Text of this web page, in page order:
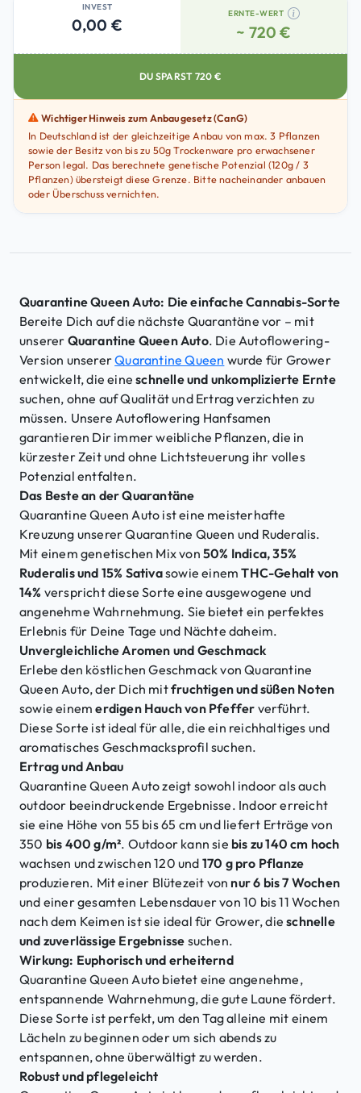
INVEST
0,00 €
ERNTE-WERT
~ 720 €
DU SPARST 720 €
Wichtiger Hinweis zum Anbaugesetz (CanG)
In Deutschland ist der gleichzeitige Anbau von max. 3 Pflanzen
sowie der Besitz von bis zu 50g Trockenware pro erwachsener
Person legal. Das berechnete genetische Potenzial (120g / 3
Pflanzen) übersteigt diese Grenze. Bitte nacheinander anbauen
oder Überschuss vernichten.
Quarantine Queen Auto: Die einfache Cannabis-Sorte
Bereite Dich auf die nächste Quarantäne vor – mit
unserer Quarantine Queen Auto. Die Autoflowering-
Version unsererQuarantine Queen wurde für Grower
entwickelt, die eineschnelle und unkomplizierte Ernte
suchen, ohne auf Qualität und Ertrag verzichten zu
müssen. Unsere Autoflowering Hanfsamen
garantieren Dir immer weibliche Pflanzen, die in
kürzester Zeit und ohne Lichtsteuerung ihr volles
Potenzial entfalten.
Das Beste an der Quarantäne
Quarantine Queen Auto ist eine meisterhafte
Kreuzung unserer Quarantine Queen und Ruderalis.
Mit einem genetischen Mix von 50% Indica, 35%
Ruderalis und 15% Sativasowie einemTHC-Gehalt von
14% verspricht diese Sorte eine ausgewogene und
angenehme Wahrnehmung. Sie bietet ein perfektes
Erlebnis für Deine Tage und Nächte daheim.
Unvergleichliche Aromen und Geschmack
Erlebe den köstlichen Geschmack von Quarantine
Queen Auto, der Dich mitfruchtigen und süßen Noten
sowie einemerdigen Hauch von Pfeffer verführt.
Diese Sorte ist ideal für alle, die ein reichhaltiges und
aromatisches Geschmacksprofil suchen.
Ertrag und Anbau
Quarantine Queen Auto zeigt sowohl indoor als auch
outdoor beeindruckende Ergebnisse. Indoor erreicht
sie eine Höhe von 55 bis 65 cm und liefert Erträge von
350 bis 400 g/m². Outdoor kann sie bis zu 140 cm hoch
wachsen und zwischen 120 und 170 g pro Pflanze
produzieren. Mit einer Blütezeit von nur 6 bis 7 Wochen
und einer gesamten Lebensdauer von 10 bis 11 Wochen
nach dem Keimen ist sie ideal für Grower, dieschnelle
und zuverlässige Ergebnisse suchen.
Wirkung: Euphorisch und erheiternd
Quarantine Queen Auto bietet eine angenehme,
entspannende Wahrnehmung, die gute Laune fördert.
Diese Sorte ist perfekt, um den Tag alleine mit einem
Lächeln zu beginnen oder um sich abends zu
entspannen, ohne überwältigt zu werden.
Robust und pflegeleicht